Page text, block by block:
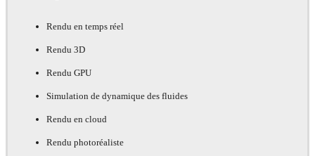
Rendu en temps réel
Rendu 3D
Rendu GPU
Simulation de dynamique des fluides
Rendu en cloud
Rendu photoréaliste